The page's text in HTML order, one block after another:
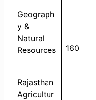
160
Geograph
y &
Natural
Resources
Rajasthan
Agricultur